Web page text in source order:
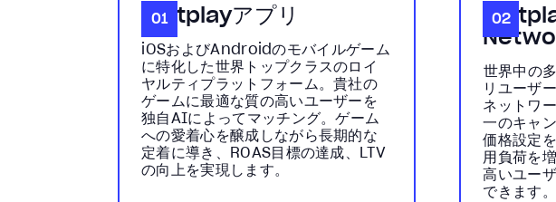
01
Mistplayアプリ
iOSおよびAndroidのモバイルゲーム
に特化した世界トップクラスのロイ
ヤルティプラットフォーム。貴社の
ゲームに最適な質の高いユーザーを
独自AIによってマッチング。ゲーム
への愛着心を醸成しながら長期的な
定着に導き、ROAS目標の達成、LTV
の向上を実現します。
02
世界中の
リユーザ
ネットワ
一のキャ
価格設定
用負荷を
高いユー
できます。